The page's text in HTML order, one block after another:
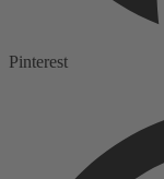
Pinterest